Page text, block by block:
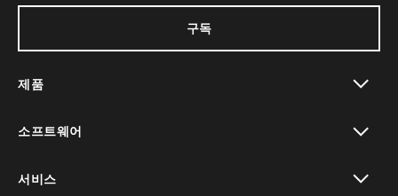
구독
제품
소프트웨어
서비스